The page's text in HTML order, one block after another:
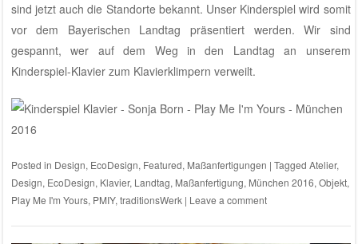
sind jetzt auch die Standorte bekannt. Unser Kinderspiel wird somit
vor dem Bayerischen Landtag präsentiert werden. Wir sind
gespannt, wer auf dem Weg in den Landtag an unserem
Kinderspiel-Klavier zum Klavierklimpern verweilt.
Posted in Design, EcoDesign, Featured, Maßanfertigungen | Tagged Atelier,
Design, EcoDesign, Klavier, Landtag, Maßanfertigung, München 2016, Objekt,
Play Me I'm Yours, PMIY, traditionsWerk | Leave a comment